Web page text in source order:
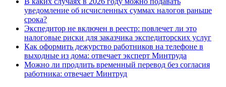
уведомление об исчисленных суммах налогов раньше
срока?
Экспедитор не включен в реестр: повлечет ли это
налоговые риски для заказчика экспедиторских услуг
Как оформить дежурство работников на телефоне в
выходные из дома: отвечает эксперт Минтруда
Можно ли продлить временный перевод без согласия
работника: отвечает Минтруд